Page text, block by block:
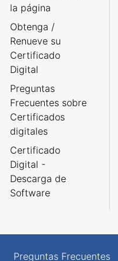
la página
Obtenga /
Renueve su
Certificado
Digital
Preguntas
Frecuentes sobre
Certificados
digitales
Certificado
Digital -
Descarga de
Software
Preguntas Frecuentes